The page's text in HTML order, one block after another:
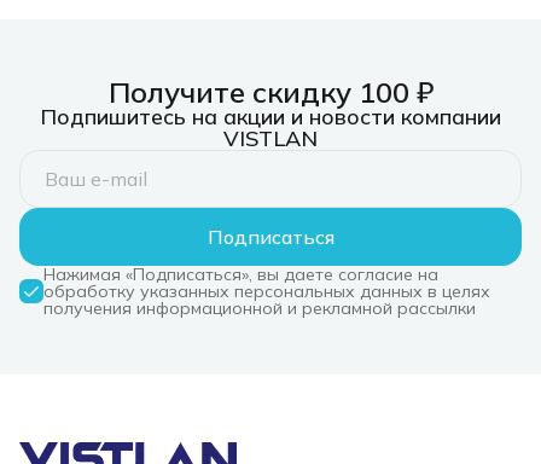
Получите скидку 100 ₽
Подпишитесь на акции и новости компании
VISTLAN
Подписаться
Нажимая «Подписаться», вы даете согласие на
обработку указанных персональных данных в целях
получения информационной и рекламной рассылки